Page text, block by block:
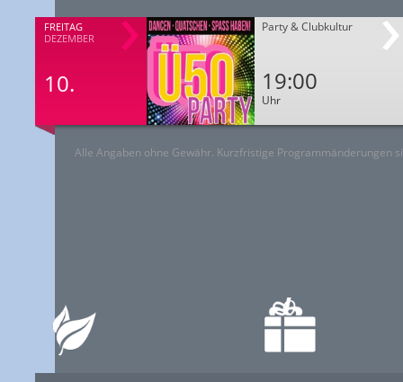
FREITAG
DEZEMBER
10.
Party & Clubkultur
19:00
Uhr
Alle Angaben ohne Gewähr. Kurzfristige Programmänderungen